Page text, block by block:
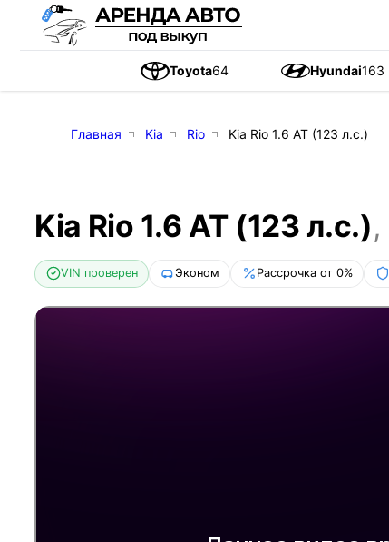
Toyota64 Hyundai163
Главная Kia Rio Kia Rio 1.6 AT (123 л.с.)
Kia Rio 1.6 AT (123 л.с.),
VIN проверен Эконом Рассрочка от 0%